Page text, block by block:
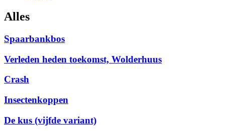
Alles
Spaarbankbos
Verleden heden toekomst, Wolderhuus
Crash
Insectenkoppen
De kus (vijfde variant)